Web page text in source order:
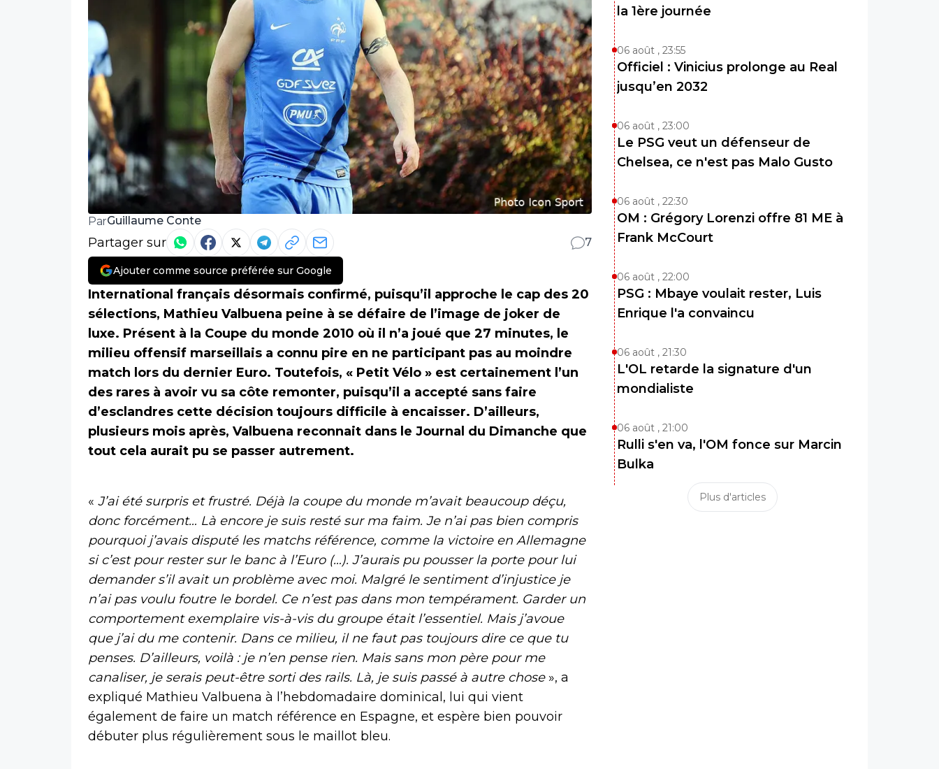
ParGuillaume Conte
Partager sur 7
Ajouter comme source préférée sur Google
International français désormais confirmé, puisqu’il approche le cap des 20
sélections, Mathieu Valbuena peine à se défaire de l’image de joker de
luxe. Présent à la Coupe du monde 2010 où il n’a joué que 27 minutes, le
milieu offensif marseillais a connu pire en ne participant pas au moindre
match lors du dernier Euro. Toutefois, « Petit Vélo » est certainement l’un
des rares à avoir vu sa côte remonter, puisqu’il a accepté sans faire
d’esclandres cette décision toujours difficile à encaisser. D’ailleurs,
plusieurs mois après, Valbuena reconnait dans le Journal du Dimanche que
tout cela aurait pu se passer autrement.
« J’ai été surpris et frustré. Déjà la coupe du monde m’avait beaucoup déçu,
donc forcément… Là encore je suis resté sur ma faim. Je n’ai pas bien compris
pourquoi j’avais disputé les matchs référence, comme la victoire en Allemagne
si c’est pour rester sur le banc à l’Euro (…). J’aurais pu pousser la porte pour lui
demander s’il avait un problème avec moi. Malgré le sentiment d’injustice je
n’ai pas voulu foutre le bordel. Ce n’est pas dans mon tempérament. Garder un
comportement exemplaire vis-à-vis du groupe était l’essentiel. Mais j’avoue
que j’ai du me contenir. Dans ce milieu, il ne faut pas toujours dire ce que tu
penses. D’ailleurs, voilà : je n’en pense rien. Mais sans mon père pour me
canaliser, je serais peut-être sorti des rails. Là, je suis passé à autre chose », a
expliqué Mathieu Valbuena à l’hebdomadaire dominical, lui qui vient
également de faire un match référence en Espagne, et espère bien pouvoir
débuter plus régulièrement sous le maillot bleu.
la 1ère journée
06 août , 23:55
Officiel : Vinicius prolonge au Real
jusqu’en 2032
06 août , 23:00
Le PSG veut un défenseur de
Chelsea, ce n'est pas Malo Gusto
06 août , 22:30
OM : Grégory Lorenzi offre 81 ME à
Frank McCourt
06 août , 22:00
PSG : Mbaye voulait rester, Luis
Enrique l'a convaincu
06 août , 21:30
L'OL retarde la signature d'un
mondialiste
06 août , 21:00
Rulli s'en va, l'OM fonce sur Marcin
Bulka
Plus d'articles